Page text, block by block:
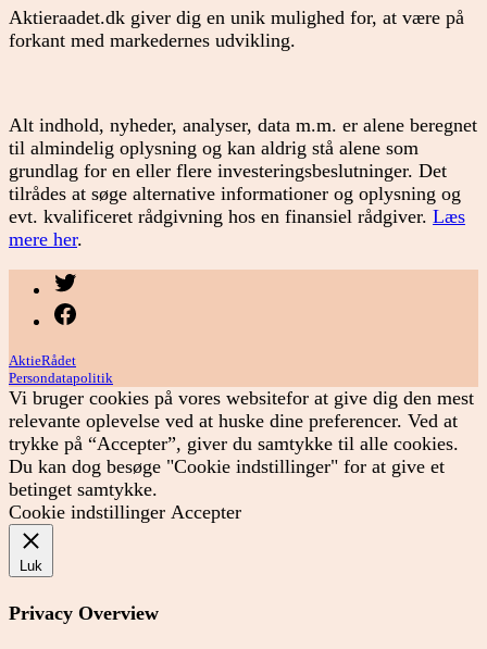
Aktieraadet.dk giver dig en unik mulighed for, at være på
forkant med markedernes udvikling.
Alt indhold, nyheder, analyser, data m.m. er alene beregnet
til almindelig oplysning og kan aldrig stå alene som
grundlag for en eller flere investeringsbeslutninger. Det
tilrådes at søge alternative informationer og oplysning og
evt. kvalificeret rådgivning hos en finansiel rådgiver. Læs
mere her.
AktieRådet
Persondatapolitik
Vi bruger cookies på vores websitefor at give dig den mest
relevante oplevelse ved at huske dine preferencer. Ved at
trykke på “Accepter”, giver du samtykke til alle cookies.
Du kan dog besøge "Cookie indstillinger" for at give et
betinget samtykke.
Cookie indstillinger Accepter
Luk
Privacy Overview